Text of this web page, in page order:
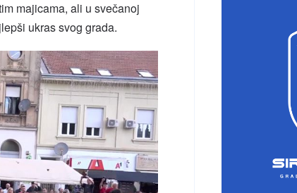
majicama, ali u svečanoj
ukras svog grada.